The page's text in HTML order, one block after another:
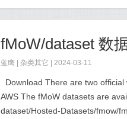
fMoW/dataset 数
蓝鹰 | 杂类其它 | 2024-03-11
Download There are two official
AWS The fMoW datasets are
dataset/Hosted-Datasets/fmow/